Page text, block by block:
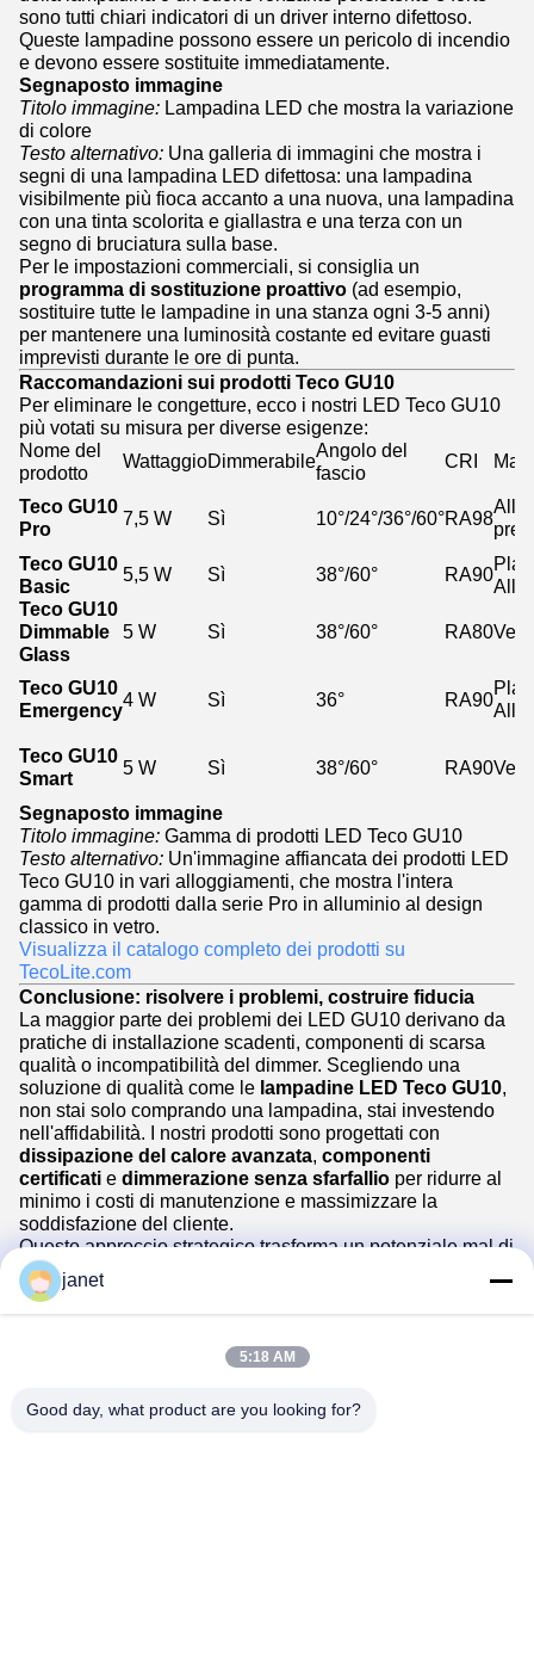
sono tutti chiari indicatori di un driver interno difettoso.
Queste lampadine possono essere un pericolo di incendio
e devono essere sostituite immediatamente.
Segnaposto immagine
Titolo immagine: Lampadina LED che mostra la variazione
di colore
Testo alternativo: Una galleria di immagini che mostra i
segni di una lampadina LED difettosa: una lampadina
visibilmente più fioca accanto a una nuova, una lampadina
con una tinta scolorita e giallastra e una terza con un
segno di bruciatura sulla base.
Per le impostazioni commerciali, si consiglia un
programma di sostituzione proattivo (ad esempio,
sostituire tutte le lampadine in una stanza ogni 3-5 anni)
per mantenere una luminosità costante ed evitare guasti
imprevisti durante le ore di punta.
Raccomandazioni sui prodotti Teco GU10
Per eliminare le congetture, ecco i nostri LED Teco GU10
più votati su misura per diverse esigenze:
Nome del
prodotto
WattaggioDimmerabileAngolo del
fascio
CRI
Teco GU10
Pro
7,5 W Sì 10°/24°/36°/60°RA98
Teco GU10
Basic
5,5 W Sì 38°/60° RA90
Teco GU10
Dimmable
Glass
5 W Sì 38°/60° RA80
Teco GU10
Emergency4 W Sì 36° RA90
Teco GU10
Smart
5 W Sì 38°/60° RA90
Segnaposto immagine
Titolo immagine: Gamma di prodotti LED Teco GU10
Testo alternativo: Un'immagine affiancata dei prodotti LED
Teco GU10 in vari alloggiamenti, che mostra l'intera
gamma di prodotti dalla serie Pro in alluminio al design
classico in vetro.
Visualizza il catalogo completo dei prodotti su
TecoLite.com
Conclusione: risolvere i problemi, costruire fiducia
La maggior parte dei problemi dei LED GU10 derivano da
pratiche di installazione scadenti, componenti di scarsa
qualità o incompatibilità del dimmer. Scegliendo una
soluzione di qualità come le lampadine LED Teco GU10,
non stai solo comprando una lampadina, stai investendo
nell'affidabilità. I nostri prodotti sono progettati con
dissipazione del calore avanzata, componenti
certificati e dimmerazione senza sfarfallio per ridurre al
minimo i costi di manutenzione e massimizzare la
soddisfazione del cliente.
Questo approccio strategico trasforma un potenziale mal di
testa di risoluzione dei problemi in un vantaggio
professionale, garantendo che le tue installazioni di
illuminazione siano una fonte di efficienza e una migliore
janet
5:18 AM
Good day, what product are you looking for?